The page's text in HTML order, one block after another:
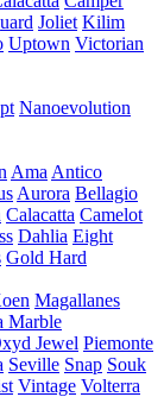
Joliet Kilim
Uptown Victorian
Nanoevolution
Ama Antico
Aurora Bellagio
Calacatta Camelot
Dahlia Eight
Gold Hard
Magallanes
Marble
Jewel Piemonte
Seville Snap Souk
Vintage Volterra